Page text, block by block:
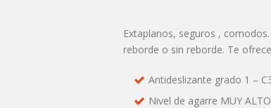
Extaplanos, seguros ,
reborde o sin reborde. Te
Antideslizante grado 1 –
Nivel de agarre MUY